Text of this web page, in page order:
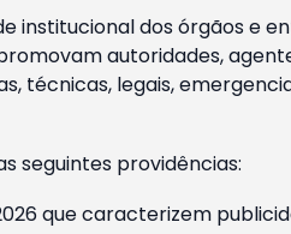
institucional dos órgãos e
autoridades,
legais,
seguintes providências:
que caracterizem